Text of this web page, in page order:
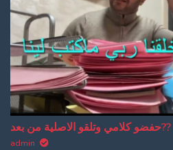
admin